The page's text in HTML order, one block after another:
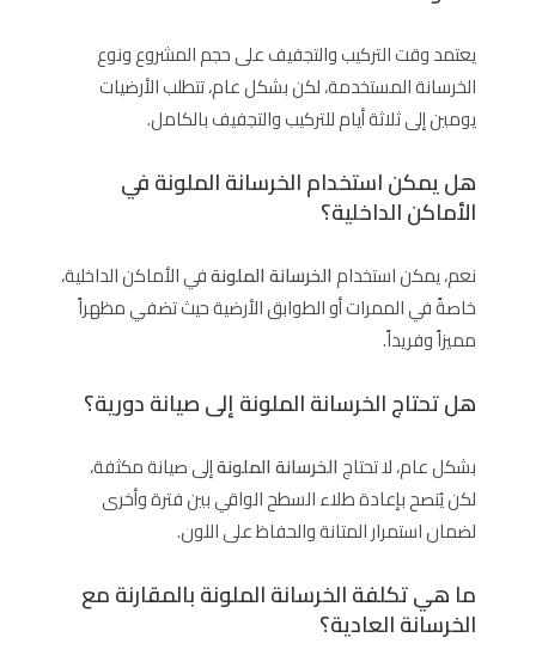
يعتمد وقت التركيب والتجفيف على حجم المشروع ونوع
الخرسانة المستخدمة، لكن بشكل عام، تتطلب الأرضيات
يومين إلى ثلاثة أيام للتركيب والتجفيف بالكامل.
هل يمكن استخدام الخرسانة الملونة في
الأماكن الداخلية؟
نعم، يمكن استخدام الخرسانة الملونةفي الأماكن الداخلية،
خاصةً في الممرات أو الطوابق الأرضية حيث تضفي مظهراً
مميزاً وفريداً.
هل تحتاج الخرسانة الملونة إلى صيانة دورية؟
بشكل عام، لا تحتاج الخرسانة الملونةإلى صيانة مكثفة،
لكن يُنصح بإعادة طلاء السطح الواقي بين فترة وأخرى
لضمان استمرار المتانة والحفاظ على اللون.
ما هي تكلفة الخرسانة الملونة بالمقارنة مع
الخرسانة العادية؟